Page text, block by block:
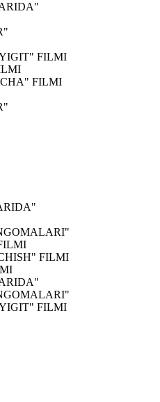
FILMI
FILMI
FILMI
FILMI